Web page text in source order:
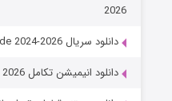
2026
دانلود سریال One Hundred Years of Solitude 2024-2026
دانلود انیمیشن تکامل Evolution 2026